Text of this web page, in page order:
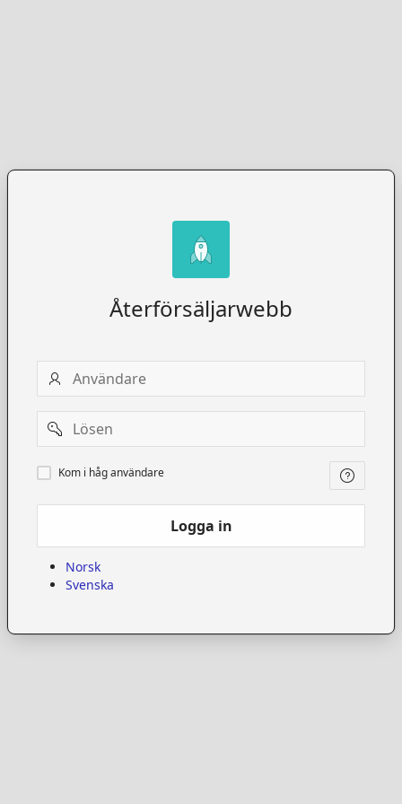
Återförsäljarwebb
Användare
Password
Kom
i
Kom i håg användare
Logga in
Norsk
Svenska